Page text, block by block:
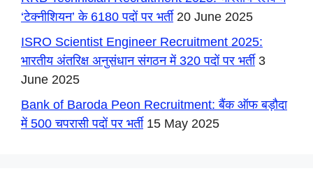
‘टेक्नीशियन’ के 6180 पदों पर भर्ती 20 June 2025
ISRO Scientist Engineer Recruitment 2025:
भारतीय अंतरिक्ष अनुसंधान संगठन में 320 पदों पर भर्ती 3
June 2025
Bank of Baroda Peon Recruitment: बैंक ऑफ बड़ौदा
में 500 चपरासी पदों पर भर्ती 15 May 2025